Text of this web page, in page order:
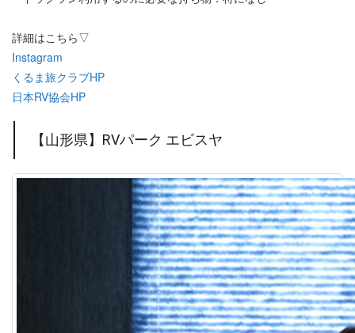
詳細はこちら▽
Instagram
くるま旅クラブHP
日本RV協会HP
【山形県】RVパーク エビスヤ